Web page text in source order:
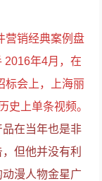
营销经典案例盘
2016年4月，在
标会上，上海丽
史上单条视频。
在当年也是非
但他并没有利
漫人物金星广